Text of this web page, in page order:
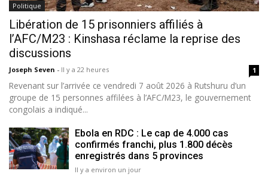
Politique
Libération de 15 prisonniers affiliés à
l’AFC/M23 : Kinshasa réclame la reprise des
discussions
Joseph Seven - Il y a 22 heures 1
Revenant sur l’arrivée ce vendredi 7 août 2026 à Rutshuru d’un
groupe de 15 personnes affilées à l’AFC/M23, le gouvernement
congolais a indiqué...
Ebola en RDC : Le cap de 4.000 cas
confirmés franchi, plus 1.800 décès
enregistrés dans 5 provinces
Il y a environ un jour